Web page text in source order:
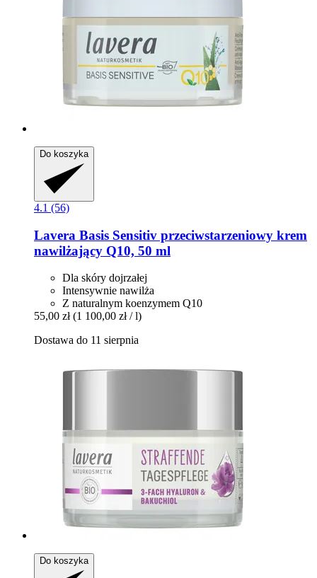
Do koszyka
4.1 (56)
Lavera Basis Sensitiv przeciwstarzeniowy krem
nawilżający Q10, 50 ml
Dla skóry dojrzałej
Intensywnie nawilża
Z naturalnym koenzymem Q10
55,00 zł (1 100,00 zł / l)
Dostawa do 11 sierpnia
Do koszyka